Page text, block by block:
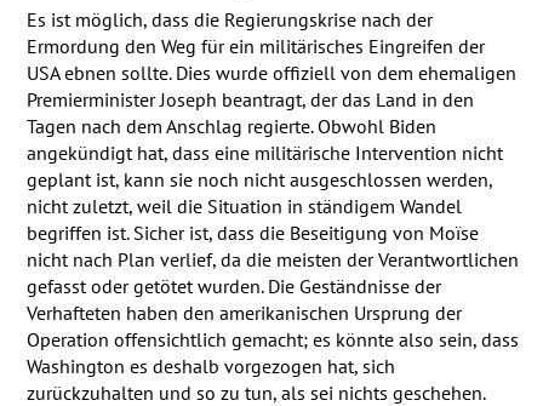
Es ist möglich, dass die Regierungskrise nach der
Ermordung den Weg für ein militärisches Eingreifen der
USAebnen sollte. Dies wurde offiziell von dem ehemaligen
Premierminister Joseph beantragt, der das Land in den
Tagen nach dem Anschlag regierte. Obwohl Biden
angekündigt hat, dass eine militärische Intervention nicht
geplant ist, kann sie noch nicht ausgeschlossen werden,
nicht zuletzt, weil die Situation in ständigem Wandel
begriffen ist. Sicher ist, dass die Beseitigung von Moïse
nicht nach Plan verlief, da die meisten der Verantwortlichen
gefasst oder getötet wurden. Die Geständnisse der
Verhafteten haben den amerikanischen Ursprung der
Operation offensichtlich gemacht; es könnte also sein, dass
Washington es deshalb vorgezogen hat, sich
zurückzuhalten und so zu tun, als sei nichts geschehen.